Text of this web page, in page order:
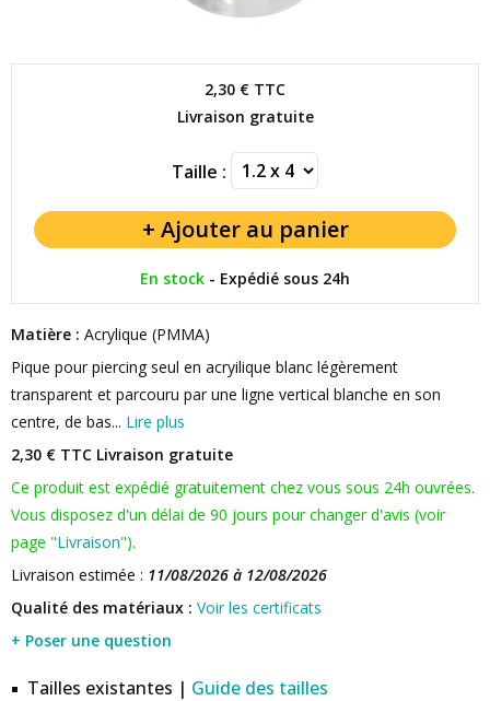
2,30 € TTC
Livraison gratuite
Taille :
En stock - Expédié sous 24h
Matière : Acrylique (PMMA)
Pique pour piercing seul en acryilique blanc légèrement
transparent et parcouru par une ligne vertical blanche en son
centre, de bas... Lire plus
2,30 € TTC Livraison gratuite
Ce produit est expédié gratuitement chez vous sous 24h ouvrées.
Vous disposez d'un délai de 90 jours pour changer d'avis (voir
page "Livraison").
Livraison estimée : 11/08/2026 à 12/08/2026
Qualité des matériaux : Voir les certificats
+ Poser une question
Tailles existantes | Guide des tailles